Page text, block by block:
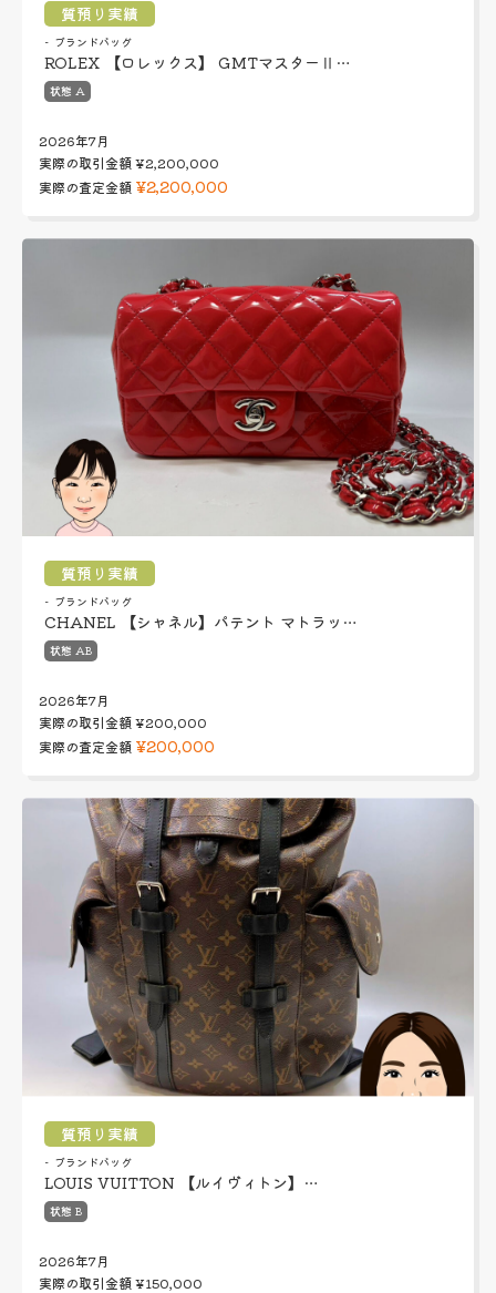
質預り実績
ブランドバッグ
ROLEX 【ロレックス】 GMTマスターⅡ…
状態 A
2026年7月
実際の取引金額¥2,200,000
実際の査定金額 ¥2,200,000
質預り実績
ブランドバッグ
CHANEL 【シャネル】パテント マトラッ…
状態 AB
2026年7月
実際の取引金額¥200,000
実際の査定金額 ¥200,000
質預り実績
ブランドバッグ
LOUIS VUITTON 【ルイヴィトン】…
状態 B
2026年7月
実際の取引金額¥150,000